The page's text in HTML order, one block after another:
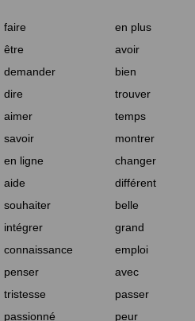
faire en plus
être
avoir
demander
bien
dire
trouver
aimer
temps
savoir
montrer
en ligne
changer
aide
différent
souhaiter
belle
intégrer
grand
connaissance
emploi
penser
avec
tristesse
passer
passionné
peur